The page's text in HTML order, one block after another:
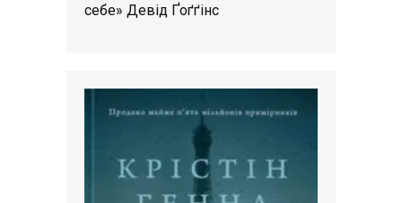
себе» Девід Ґоґґінс